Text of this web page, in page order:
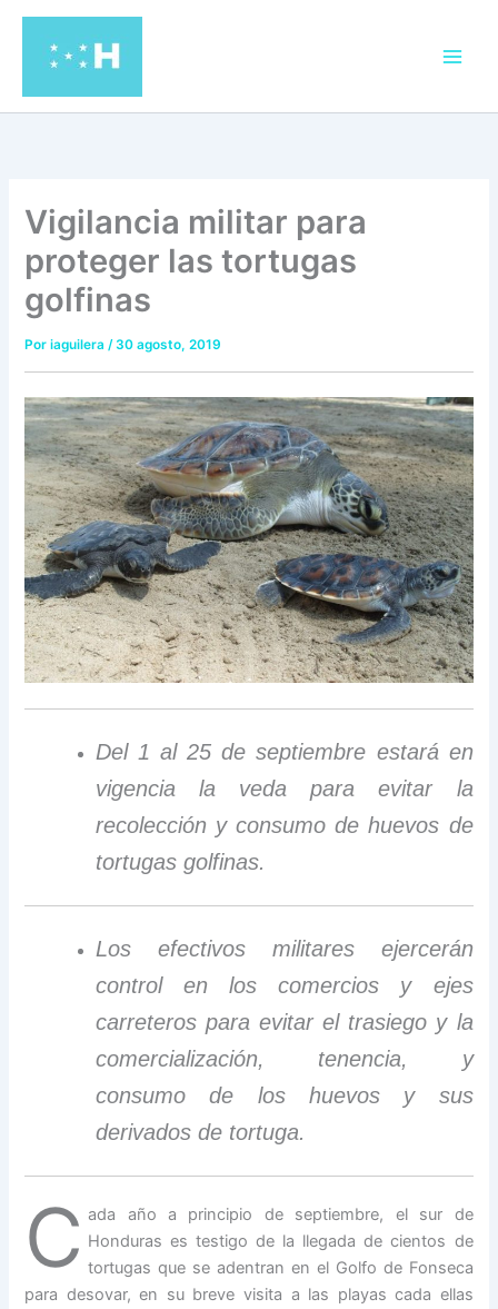
contenido
Vigilancia militar para
proteger las tortugas
golfinas
Poriaguilera/30 agosto, 2019
Del 1 al 25 de septiembre estará en
vigencia la veda para evitar la
recolección y consumo de huevos de
tortugas golfinas.
Los efectivos militares ejercerán
control en los comercios y ejes
carreteros para evitar el trasiego y la
comercialización, tenencia, y
consumo de los huevos y sus
derivados de tortuga.
C ada año a principio de septiembre, el sur de
Honduras es testigo de la llegada de cientos de
tortugas que se adentran en el Golfo de Fonseca
para desovar, en su breve visita a las playas cada ellas